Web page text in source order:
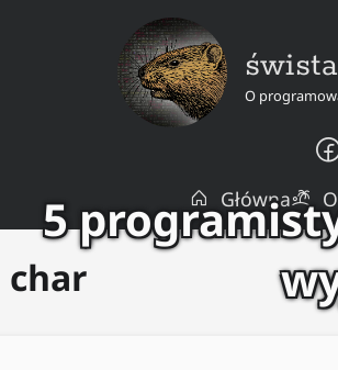
O
Główna
char
5